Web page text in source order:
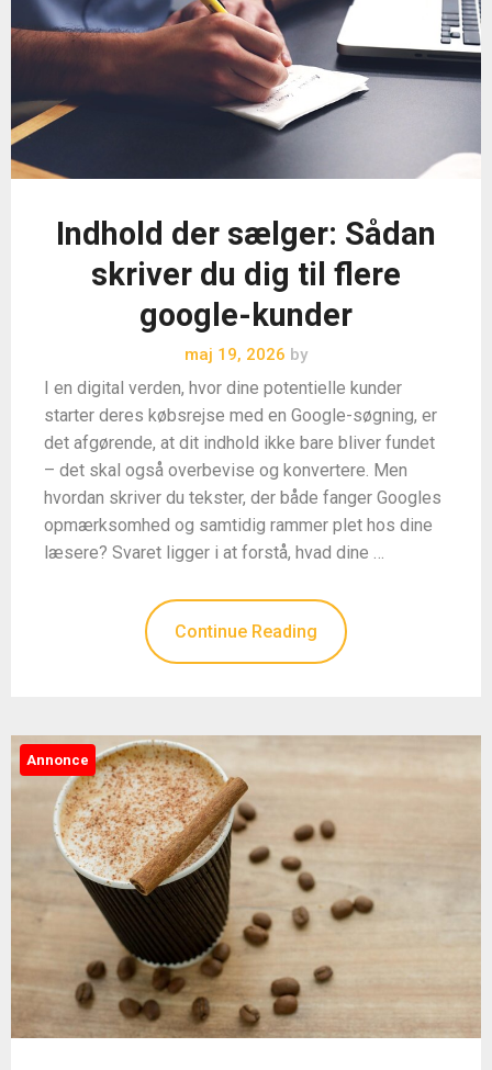
Indhold der sælger: Sådan
skriver du dig til flere
google-kunder
maj 19, 2026 by
I en digital verden, hvor dine potentielle kunder
starter deres købsrejse med en Google-søgning, er
det afgørende, at dit indhold ikke bare bliver fundet
– det skal også overbevise og konvertere. Men
hvordan skriver du tekster, der både fanger Googles
opmærksomhed og samtidig rammer plet hos dine
læsere? Svaret ligger i at forstå, hvad dine …
Continue Reading
Annonce